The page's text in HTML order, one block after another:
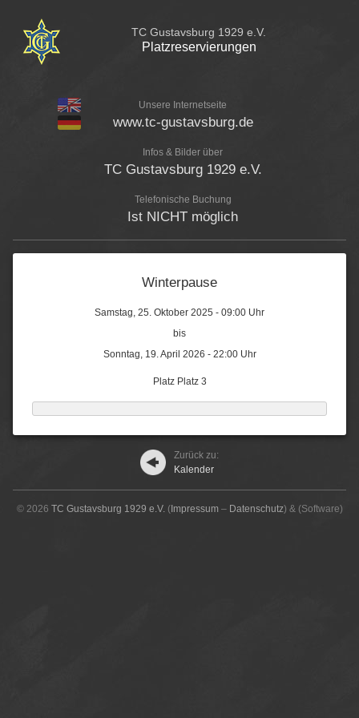
TC Gustavsburg 1929 e.V.
Platzreservierungen
Unsere Internetseite
www.tc-gustavsburg.de
Infos & Bilder über
TC Gustavsburg 1929 e.V.
Telefonische Buchung
Ist NICHT möglich
Winterpause
Samstag, 25. Oktober 2025 - 09:00 Uhr
bis
Sonntag, 19. April 2026 - 22:00 Uhr
Platz Platz 3
Zurück zu:
Kalender
© 2026 TC Gustavsburg 1929 e.V.(Impressum – Datenschutz) & (Software)